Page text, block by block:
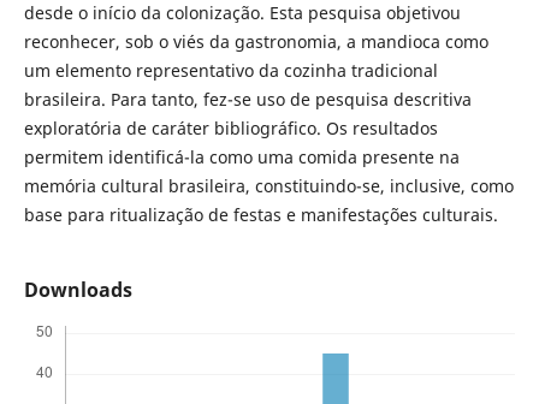
desde o início da colonização. Esta pesquisa objetivou
reconhecer, sob o viés da gastronomia, a mandioca como
um elemento representativo da cozinha tradicional
brasileira. Para tanto, fez-se uso de pesquisa descritiva
exploratória de caráter bibliográfico. Os resultados
permitem identificá-la como uma comida presente na
memória cultural brasileira, constituindo-se, inclusive, como
base para ritualização de festas e manifestações culturais.
Downloads